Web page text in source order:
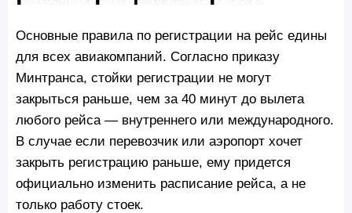
Основные правила по регистрации на рейс едины
для всех авиакомпаний. Согласно приказу
Минтранса, стойки регистрации не могут
закрыться раньше, чем за 40 минут до вылета
любого рейса — внутреннего или международного.
В случае если перевозчик или аэропорт хочет
закрыть регистрацию раньше, ему придется
официально изменить расписание рейса, а не
только работу стоек.